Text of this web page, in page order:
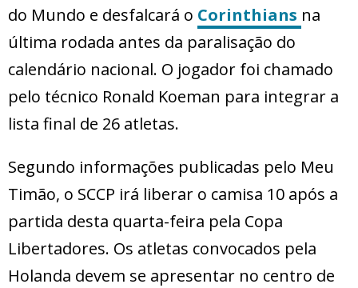
do Mundo e desfalcará o Corinthians na
última rodada antes da paralisação do
calendário nacional. O jogador foi chamado
pelo técnico Ronald Koeman para integrar a
lista final de 26 atletas.
Segundo informações publicadas pelo Meu
Timão, o SCCP irá liberar o camisa 10 após a
partida desta quarta-feira pela Copa
Libertadores. Os atletas convocados pela
Holanda devem se apresentar no centro de